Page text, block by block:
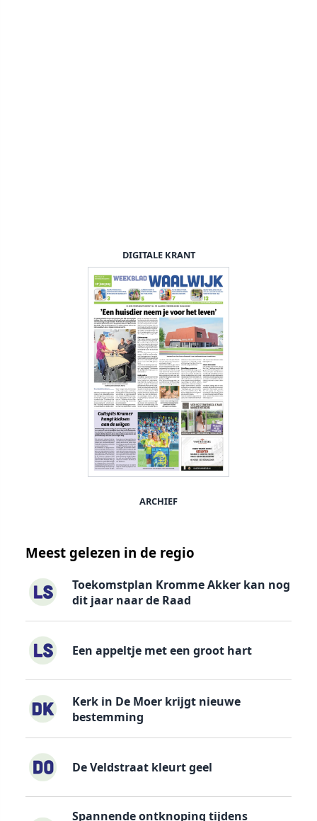
DIGITALE KRANT
ARCHIEF
Meest gelezen in de regio
Toekomstplan Kromme Akker kan nog
dit jaar naar de Raad
Een appeltje met een groot hart
Kerk in De Moer krijgt nieuwe
bestemming
De Veldstraat kleurt geel
Spannende ontknoping tijdens